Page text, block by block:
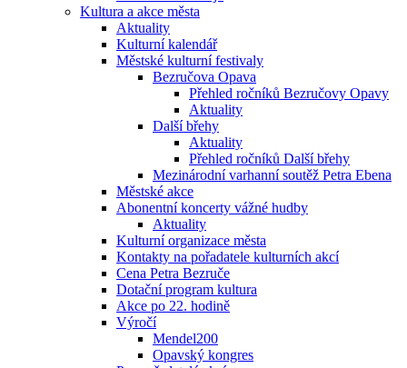
Kultura a akce města
Aktuality
Kulturní kalendář
Městské kulturní festivaly
Bezručova Opava
Přehled ročníků Bezručovy Opavy
Aktuality
Další břehy
Aktuality
Přehled ročníků Další břehy
Mezinárodní varhanní soutěž Petra Ebena
Městské akce
Abonentní koncerty vážné hudby
Aktuality
Kulturní organizace města
Kontakty na pořadatele kulturních akcí
Cena Petra Bezruče
Dotační program kultura
Akce po 22. hodině
Výročí
Mendel200
Opavský kongres